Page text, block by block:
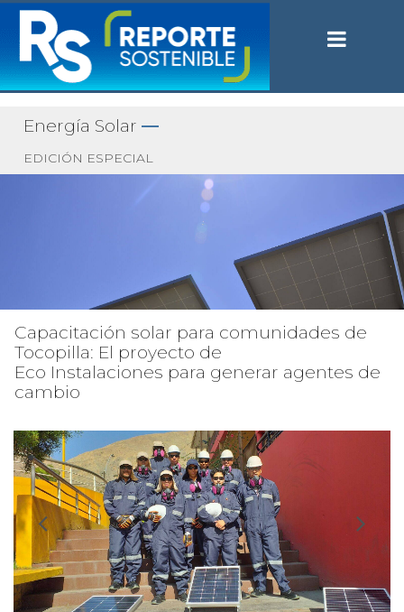
Energía Solar —
EDICIÓN ESPECIAL
Capacitación solar para comunidades de
Tocopilla: El proyecto de
Eco Instalaciones para generar agentes de
cambio